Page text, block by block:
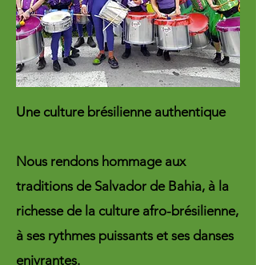
Une culture brésilienne authentique
Nous rendons hommage aux
traditions de Salvador de Bahia, à la
richesse de la culture afro-brésilienne,
à ses rythmes puissants et ses danses
enivrantes.